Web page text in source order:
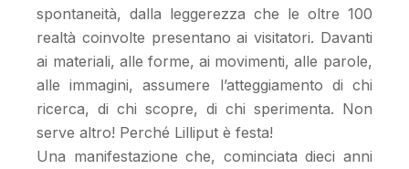
spontaneità, dalla leggerezza che le oltre 100
realtà coinvolte presentano ai visitatori. Davanti
ai materiali, alle forme, ai movimenti, alle parole,
alle immagini, assumere l’atteggiamento di chi
ricerca, di chi scopre, di chi sperimenta. Non
serve altro! Perché Lilliput è festa!
Una manifestazione che, cominciata dieci anni